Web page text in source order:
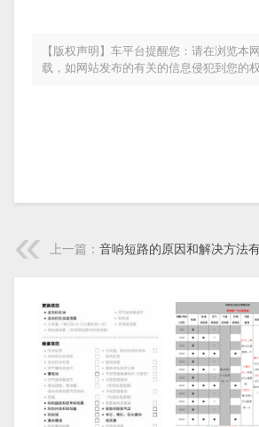
【版权声明】车平台提醒您：请在浏览
载，如网站发布的有关的信息侵犯到您的
上一篇： 音响短路的原因和解决方法